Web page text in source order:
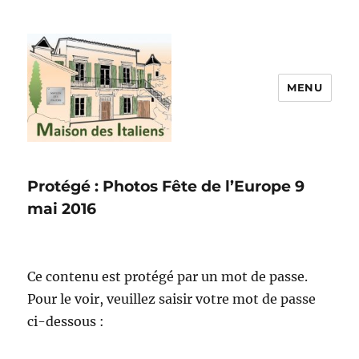
MENU
Protégé : Photos Fête de l’Europe 9
mai 2016
Ce contenu est protégé par un mot de passe.
Pour le voir, veuillez saisir votre mot de passe
ci-dessous :